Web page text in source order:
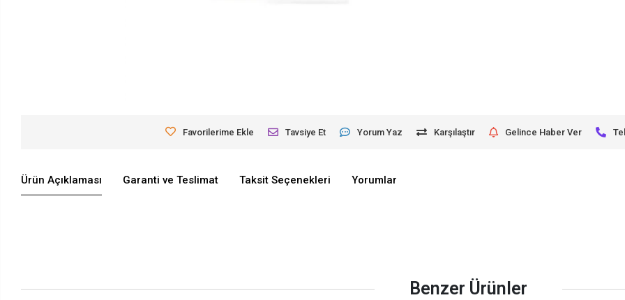
Favorilerime Ekle Tavsiye Et Yorum Yaz Karşılaştır Gelince Haber Ver
Ürün Açıklaması Garanti ve Teslimat Taksit Seçenekleri Yorumlar
Benzer Ürünler